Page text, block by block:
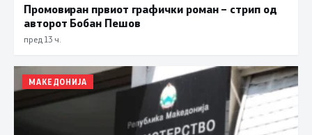
Промовиран првиот графички роман – стрип од
авторот Бобан Пешов
пред 13 ч.
МАКЕДОНИЈА